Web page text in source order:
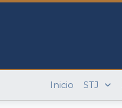
Inicio STJ